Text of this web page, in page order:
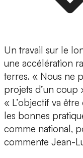
Un travail sur le
une accélération
terres. « Nous ne
projets d’un coup
« L’objectif va
les bonnes
comme national,
commente Jean-